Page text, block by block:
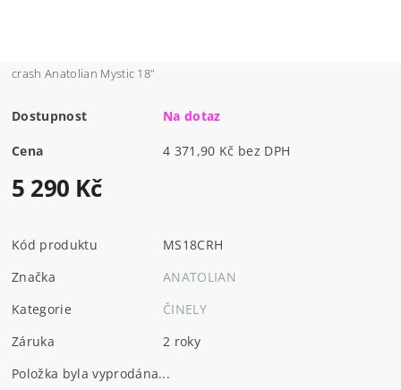
crash Anatolian Mystic 18"
Dostupnost Na dotaz
Cena 4 371,90 Kč bez DPH
5 290 Kč
Kód produktu
MS18CRH
Značka
ANATOLIAN
Kategorie
ČINELY
Záruka
2 roky
Položka byla vyprodána...